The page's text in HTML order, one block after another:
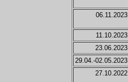
06.11.2023
11.10.2023
23.06.2023
29.04.-02.05.2023
27.10.2022